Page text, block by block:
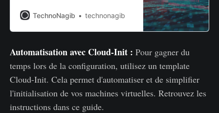
TechnoNagib
technonagib
Automatisation avec Cloud-Init : Pour gagner du
temps lors de la configuration, utilisez un template
Cloud-Init. Cela permet d'automatiser et de simplifier
l'initialisation de vos machines virtuelles. Retrouvez les
instructions dans ce guide.